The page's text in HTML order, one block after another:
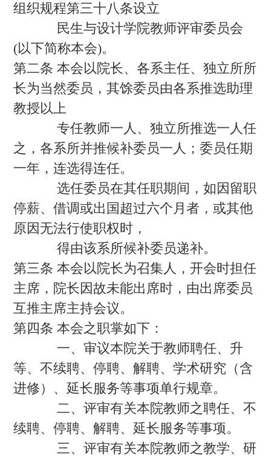
组织规程第三十八条设立
民生与设计学院教师评审委员会
(以下简称本会)。
第二条 本会以院长、各系主任、独立所所
长为当然委员，其馀委员由各系推选助理
教授以上
专任教师一人、独立所推选一人任
之，各系所并推候补委员一人；委员任期
一年，连选得连任。
选任委员在其任职期间，如因留职
停薪、借调或出国超过六个月者，或其他
原因无法行使职权时，
得由该系所候补委员递补。
第三条 本会以院长为召集人，开会时担任
主席，院长因故未能出席时，由出席委员
互推主席主持会议。
第四条 本会之职掌如下：
一、审议本院关于教师聘任、升
等、不续聘、停聘、解聘、学术研究（含
进修）、延长服务等事项单行规章。
二、评审有关本院教师之聘任、不
续聘、停聘、解聘、延长服务等事项。
三、评审有关本院教师之教学、研